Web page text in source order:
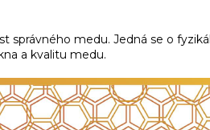
správného medu. Jedná se o
a kvalitu medu.